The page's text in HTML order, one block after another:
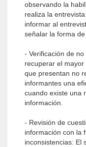
observando la
realiza la
informar al
señalar la forma de
- Verificación de
recuperar el
que presentan no
informantes una
cuando existe una
información.
- Revisión de
información con la
inconsistencias: El